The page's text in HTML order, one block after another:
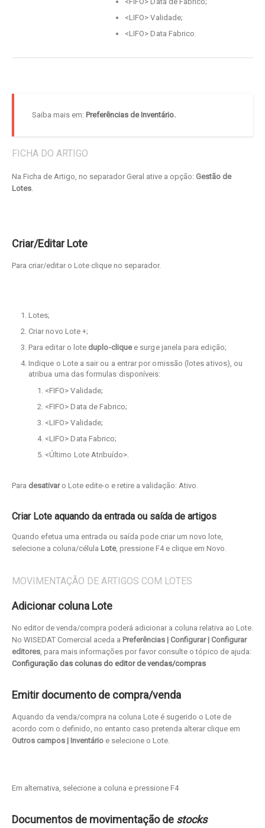
<LIFO> Validade;
<LIFO> Data Fabrico.
Saiba mais em: Preferências de Inventário.
FICHA DO ARTIGO
Na Ficha de Artigo, no separador Geral ative a opção: Gestão de
Lotes.
Criar/Editar Lote
Para criar/editar o Lote clique no separador.
Lotes;
Criar novo Lote +;
Para editar o lote duplo-cliquee surge janela para edição;
Indique o Lote a sair ou a entrar por omissão (lotes ativos), ou
atribua uma das formulas disponíveis:
<FIFO> Validade;
<FIFO> Data de Fabrico;
<LIFO> Validade;
<LIFO> Data Fabrico;
<Último Lote Atribuído>.
Para desativaro Lote edite-o e retire a validação: Ativo.
Criar Lote aquando da entrada ou saída de artigos
Quando efetua uma entrada ou saída pode criar um novo lote,
selecione a coluna/célula Lote, pressione F4 e clique em Novo.
MOVIMENTAÇÃO DE ARTIGOS COM LOTES
Adicionar coluna Lote
No editor de venda/compra poderá adicionar a coluna relativa ao Lote.
No WISEDAT Comercial aceda a Preferências | Configurar | Configurar
editores, para mais informações por favor consulte o tópico de ajuda:
Configuração das colunas do editor de vendas/compras
Emitir documento de compra/venda
Aquando da venda/compra na coluna Lote é sugerido o Lote de
acordo com o definido, no entanto caso pretenda alterar clique em
Outros campos | Inventário e selecione o Lote.
Em alternativa, selecione a coluna e pressione F4
Documentos de movimentação de stocks